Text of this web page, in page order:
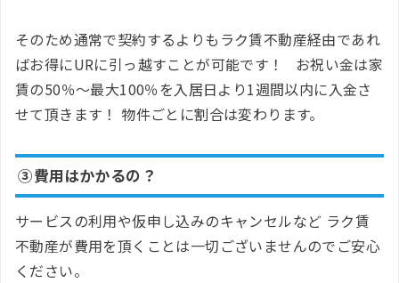
そのため通常で契約するよりもラク賃不動産経由であれ
ばお得にURに引っ越すことが可能です！ お祝い金は家
賃の50％～最大100％を入居日より1週間以内に入金さ
せて頂きます！ 物件ごとに割合は変わります。
③費用はかかるの？
サービスの利用や仮申し込みのキャンセルなど ラク賃
不動産が費用を頂くことは一切ございませんのでご安心
ください。